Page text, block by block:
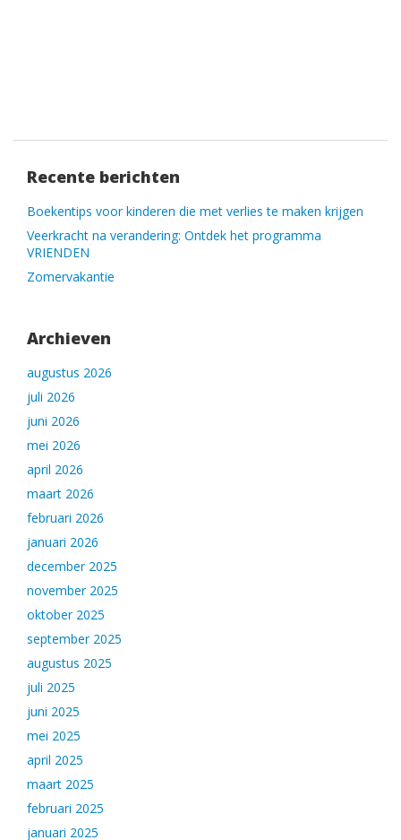
Recente berichten
Boekentips voor kinderen die met verlies te maken krijgen
Veerkracht na verandering: Ontdek het programma
VRIENDEN
Zomervakantie
Archieven
augustus 2026
juli 2026
juni 2026
mei 2026
april 2026
maart 2026
februari 2026
januari 2026
december 2025
november 2025
oktober 2025
september 2025
augustus 2025
juli 2025
juni 2025
mei 2025
april 2025
maart 2025
februari 2025
januari 2025